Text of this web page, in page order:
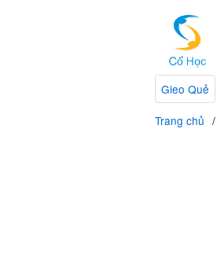
Gieo Quẻ
Trang chủ